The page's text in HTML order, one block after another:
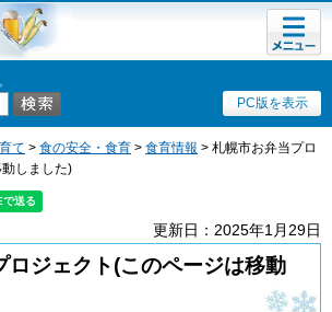
PC版を表示
メニュ
ー
て > 食の安全・食育 > 食育情報 > 札幌市お弁当プロ
しました)
更新日：2025年1月29日
ロジェクト(このページは移動